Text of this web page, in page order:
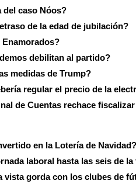
del caso Nóos?
de la edad de jubilación?
Enamorados?
debilitan al partido?
medidas de Trump?
regular el precio de la
de Cuentas rechace fiscalizar
en la Lotería de Navidad?
laboral hasta las seis de la
vista gorda con los clubes de